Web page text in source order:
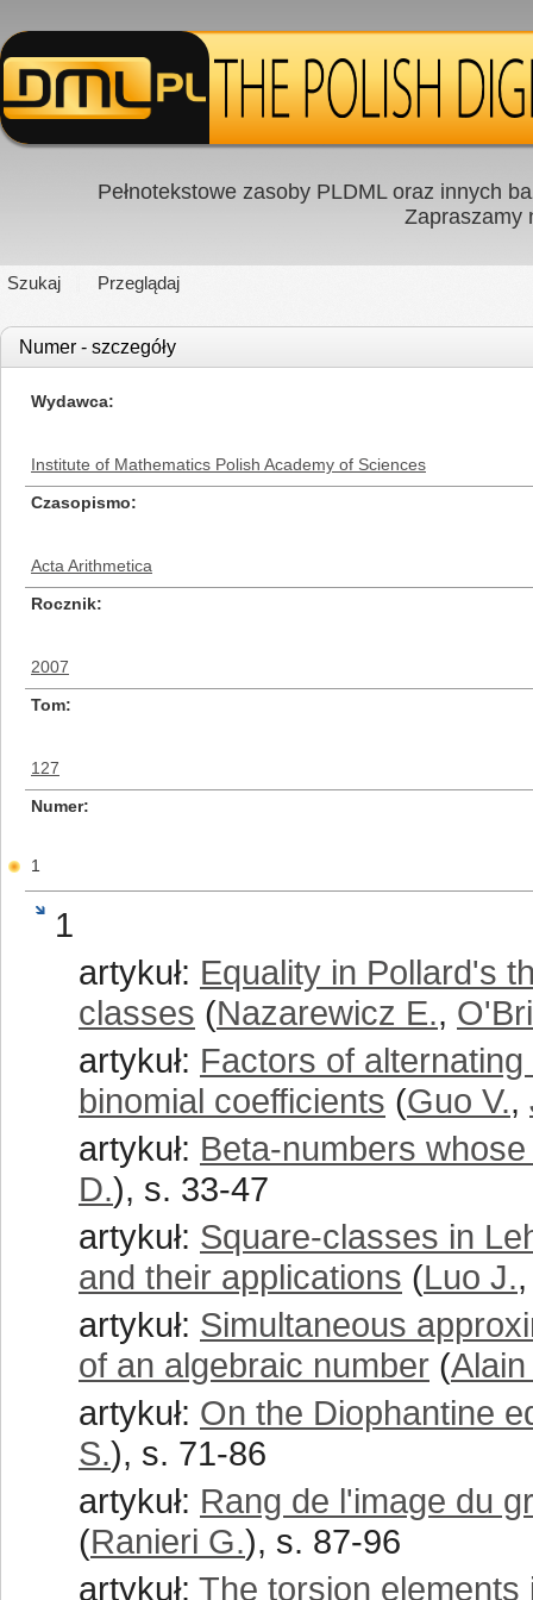
Pełnotekstowe zasoby PLDML oraz innych
Zapraszamy
Szukaj Przeglądaj
Numer - szczegóły
Wydawca
Institute of Mathematics Polish Academy of Sciences
Czasopismo
Acta Arithmetica
Rocznik
2007
Tom
127
Numer
1
1
artykuł: Equality in Pollard's
classes (Nazarewicz E.,
artykuł: Factors of
binomial coefficients (Guo V.,
artykuł: Beta-numbers
D.), s. 33-47
artykuł: Square-classes in
and their applications (Luo J.
artykuł: Simultaneous
of an algebraic number (
artykuł: On the Diophantine
S.), s. 71-86
artykuł: Rang de l'image du
(Ranieri G.), s. 87-96
artykuł: The torsion elements